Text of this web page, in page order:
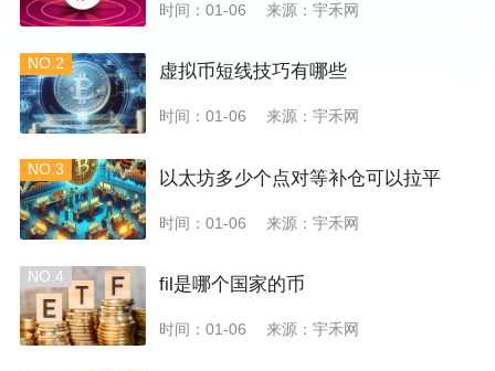
时间：01-06 来源：宇禾网
NO.2 虚拟币短线技巧有哪些
时间：01-06 来源：宇禾网
NO.3 以太坊多少个点对等补仓可以拉平
时间：01-06 来源：宇禾网
NO.4 fil是哪个国家的币
时间：01-06 来源：宇禾网